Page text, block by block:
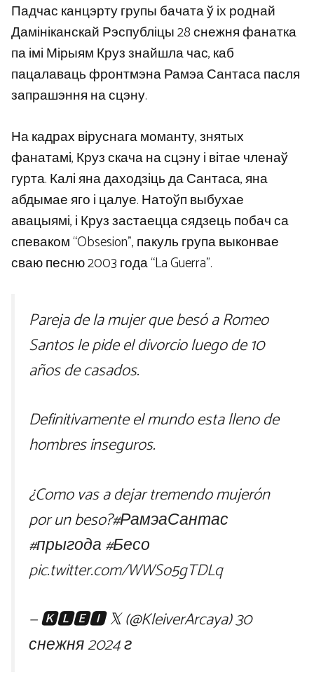
Падчас канцэрту групы бачата ў іх роднай
Дамініканскай Рэспубліцы 28 снежня фанатка
па імі Мірыям Круз знайшла час, каб
пацалаваць фронтмэна Рамэа Сантаса пасля
запрашэння на сцэну.
На кадрах віруснага моманту, знятых
фанатамі, Круз скача на сцэну і вітае членаў
гурта. Калі яна даходзіць да Сантаса, яна
абдымае яго і цалуе. Натоўп выбухае
авацыямі, і Круз застаецца сядзець побач са
спеваком “Obsesion”, пакуль група выконвае
сваю песню 2003 года “La Guerra”.
Pareja de la mujer que besó a Romeo
Santos le pide el divorcio luego de 10
años de casados.
Definitivamente el mundo esta lleno de
hombres inseguros.
¿Como vas a dejar tremendo mujerón
por un beso?#РамэаСантас
#прыгода#Бесо
pic.twitter.com/WWSo5gTDLq
— 🅺🅻🅴🅸 𝕏 (@KleiverArcaya)30
снежня 2024 г